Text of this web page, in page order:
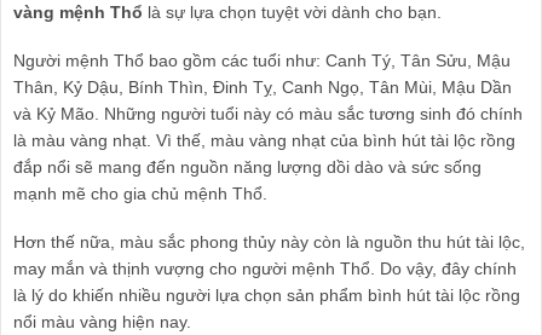
vàng mệnh Thổ là sự lựa chọn tuyệt vời dành cho bạn.
Người mệnh Thổ bao gồm các tuổi như: Canh Tý, Tân Sửu, Mậu
Thân, Kỷ Dậu, Bính Thìn, Đinh Tỵ, Canh Ngọ, Tân Mùi, Mậu Dần
và Kỷ Mão. Những người tuổi này có màu sắc tương sinh đó chính
là màu vàng nhạt. Vì thế, màu vàng nhạt của bình hút tài lộc rồng
đắp nổi sẽ mang đến nguồn năng lượng dồi dào và sức sống
mạnh mẽ cho gia chủ mệnh Thổ.
Hơn thế nữa, màu sắc phong thủy này còn là nguồn thu hút tài lộc,
may mắn và thịnh vượng cho người mệnh Thổ. Do vậy, đây chính
là lý do khiến nhiều người lựa chọn sản phẩm bình hút tài lộc rồng
nổi màu vàng hiện nay.